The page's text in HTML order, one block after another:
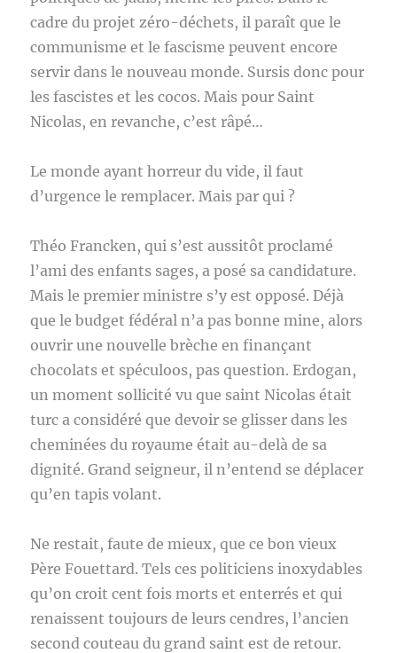
cadre du projet zéro-déchets, il paraît que le
communisme et le fascisme peuvent encore
servir dans le nouveau monde. Sursis donc pour
les fascistes et les cocos. Mais pour Saint
Nicolas, en revanche, c’est râpé…
Le monde ayant horreur du vide, il faut
d’urgence le remplacer. Mais par qui ?
Théo Francken, qui s’est aussitôt proclamé
l’ami des enfants sages, a posé sa candidature.
Mais le premier ministre s’y est opposé. Déjà
que le budget fédéral n’a pas bonne mine, alors
ouvrir une nouvelle brèche en finançant
chocolats et spéculoos, pas question. Erdogan,
un moment sollicité vu que saint Nicolas était
turc a considéré que devoir se glisser dans les
cheminées du royaume était au-delà de sa
dignité. Grand seigneur, il n’entend se déplacer
qu’en tapis volant.
Ne restait, faute de mieux, que ce bon vieux
Père Fouettard. Tels ces politiciens inoxydables
qu’on croit cent fois morts et enterrés et qui
renaissent toujours de leurs cendres, l’ancien
second couteau du grand saint est de retour.